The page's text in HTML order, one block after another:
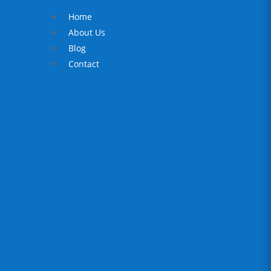
Home
About Us
Blog
Contact